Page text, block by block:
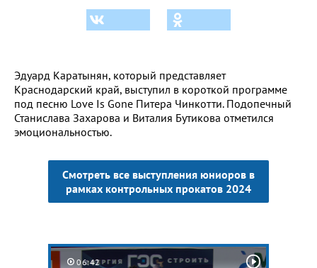
Эдуард Каратынян, который представляет
Краснодарский край, выступил в короткой программе
под песню Love Is Gone Питера Чинкотти. Подопечный
Станислава Захарова и Виталия Бутикова отметился
эмоциональностью.
Смотреть все выступления юниоров в
рамках контрольных прокатов 2024
06:42